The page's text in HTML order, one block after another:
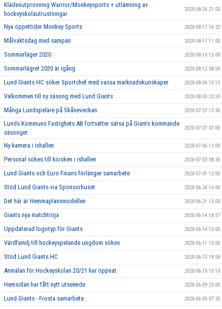
Klädesutprovning Warrior/Monkeysports + utlämning av
hockeyskolautrustningar
2020-08-26 21:00
Nya öppettider Monkey Sports 2020-08-17 14:32
Målvaktsdag med sampan 2020-08-17 11:00
Sommarläger 2020 2020-08-16 15:00
Sommarlägret 2020 är igång 2020-08-12 08:50
Lund Giants HC söker Sportchef med vassa marknadskunskaper 2020-08-06 10:15
Välkommen till ny säsong med Lund Giants 2020-08-03 23:59
Många Lundspelare på Skåneveckan 2020-07-27 15:30
Lunds Kommuns Fastighets AB fortsätter satsa på Giants kommande
säsonger
2020-07-07 07:00
Ny kamera i ishallen 2020-07-06 13:00
Personal sökes till kiosken i ishallen 2020-07-03 08:30
Lund Giants och Euro Finans förlänger samarbete 2020-07-01 12:00
Stöd Lund Giants via Sponsorhuset 2020-06-24 16:00
Det här är Hemmaplansmodellen 2020-06-21 15:00
Giants nya matchtröja 2020-06-14 18:57
Uppdaterad logotyp för Giants 2020-06-14 15:00
Värdfamilj till hockeyspelande ungdom sökes 2020-06-11 10:00
Stöd Lund Giants HC 2020-06-10 18:58
Anmälan för Hockeyskolan 20/21 har öppnat 2020-06-10 10:10
Hemsidan har fått nytt utseende 2020-06-09 23:00
Lund Giants - Frosta samarbete 2020-06-05 07:20